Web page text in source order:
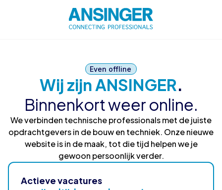
Even offline
Wij zijn ANSINGER.
Binnenkort weer online.
We verbinden technische professionals met de juiste
opdrachtgevers in de bouw en techniek. Onze nieuwe
website is in de maak, tot die tijd helpen we je
gewoon persoonlijk verder.
Actieve vacatures